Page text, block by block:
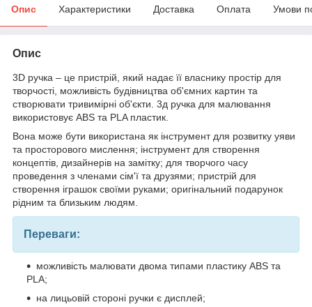
Опис Характеристики Доставка Оплата Умови
Опис
3D ручка – це пристрій, який надає її власнику простір для
творчості, можливість будівництва об'ємних картин та
створювати тривимірні об'єкти. 3д ручка для малювання
використовує ABS та PLA пластик.
Вона може бути використана як інструмент для розвитку уяви
та просторового мислення; інструмент для створення
концептів, дизайнерів на замітку; для творчого часу
проведення з членами сім'ї та друзями; пристрій для
створення іграшок своїми руками; оригінальний подарунок
рідним та близьким людям.
Переваги:
можливість малювати двома типами пластику ABS та
PLA;
на лицьовій стороні ручки є дисплей;